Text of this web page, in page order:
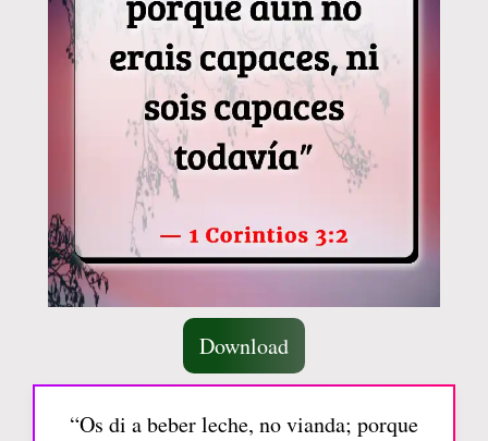
Download
“Os di a beber leche, no vianda; porque